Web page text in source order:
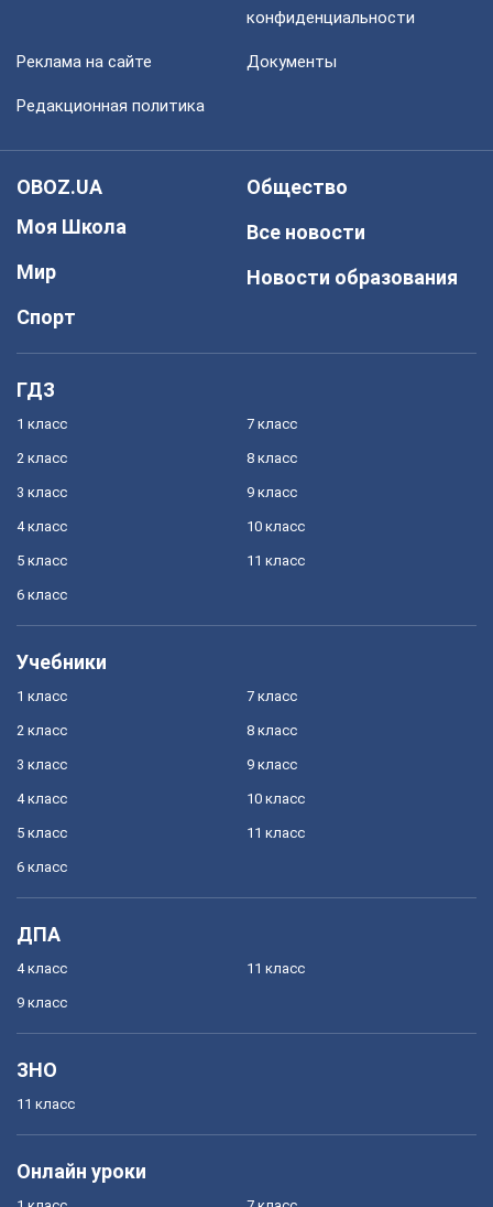
конфиденциальности
Реклама на сайте Документы
Редакционная политика
OBOZ.UA
Моя Школа
Мир
Спорт
Общество
Все новости
Новости образования
ГДЗ
1 класс
2 класс
3 класс
4 класс
5 класс
6 класс
7 класс
8 класс
9 класс
10 класс
11 класс
Учебники
1 класс
2 класс
3 класс
4 класс
5 класс
6 класс
7 класс
8 класс
9 класс
10 класс
11 класс
ДПА
4 класс
9 класс
11 класс
ЗНО
11 класс
Онлайн уроки